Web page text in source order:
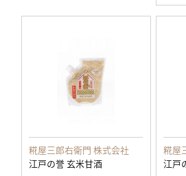
糀屋三郎右衛門 株式会社
江戸の誉 玄米甘酒
糀屋
江戸